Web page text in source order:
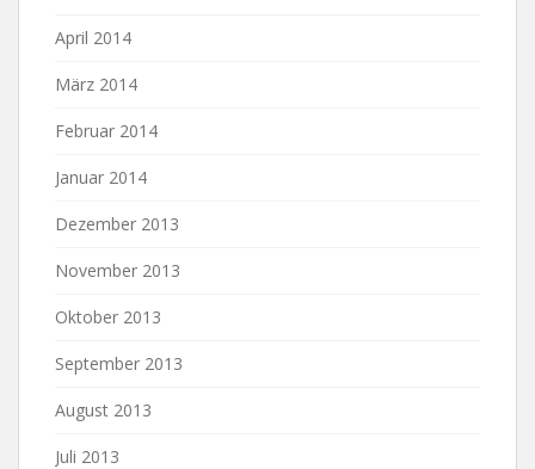
April 2014
März 2014
Februar 2014
Januar 2014
Dezember 2013
November 2013
Oktober 2013
September 2013
August 2013
Juli 2013